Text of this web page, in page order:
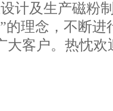
计及生产磁粉
的理念，不断进
大客户。热忱